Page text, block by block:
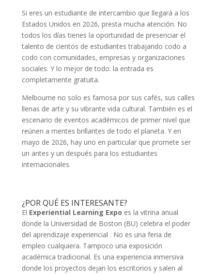
Si eres un estudiante de intercambio que llegará a los
Estados Unidos en 2026, presta mucha atención. No
todos los días tienes la oportunidad de presenciar el
talento de cientos de estudiantes trabajando codo a
codo con comunidades, empresas y organizaciones
sociales. Y lo mejor de todo: la entrada es
completamente gratuita.
Melbourne no solo es famosa por sus cafés, sus calles
llenas de arte y su vibrante vida cultural. También es el
escenario de eventos académicos de primer nivel que
reúnen a mentes brillantes de todo el planeta. Y en
mayo de 2026, hay uno en particular que promete ser
un antes y un después para los estudiantes
internacionales.
¿POR QUÉ ES INTERESANTE?
El Experiential Learning Expo es la vitrina anual
donde la Universidad de Boston (BU) celebra el poder
del aprendizaje experiencial . No es una feria de
empleo cualquiera. Tampoco una exposición
académica tradicional. Es una experiencia inmersiva
donde los proyectos dejan los escritorios y salen al